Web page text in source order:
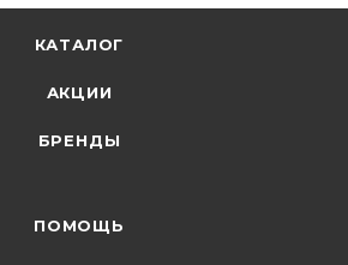
КАТАЛОГ
АКЦИИ
БРЕНДЫ
ПОМОЩЬ